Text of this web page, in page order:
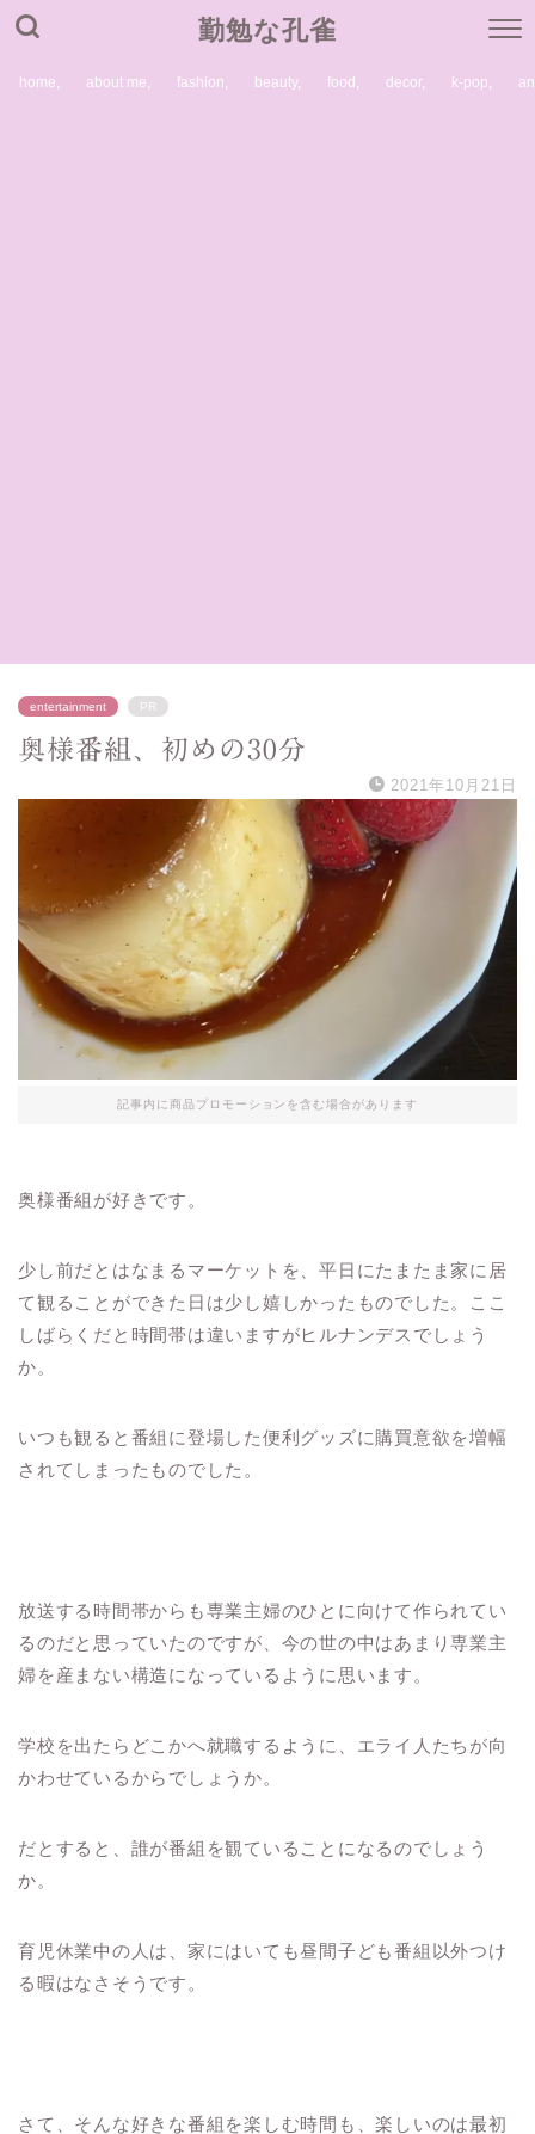
勤勉な孔雀
home, about me, fashion, beauty, food, decor, k-pop,
entertainment PR
奥様番組、初めの30分
2021年10月21日
記事内に商品プロモーションを含む場合があります
奥様番組が好きです。
少し前だとはなまるマーケットを、平日にたまたま家に居
て観ることができた日は少し嬉しかったものでした。ここ
しばらくだと時間帯は違いますがヒルナンデスでしょう
か。
いつも観ると番組に登場した便利グッズに購買意欲を増幅
されてしまったものでした。
放送する時間帯からも専業主婦のひとに向けて作られてい
るのだと思っていたのですが、今の世の中はあまり専業主
婦を産まない構造になっているように思います。
学校を出たらどこかへ就職するように、エライ人たちが向
かわせているからでしょうか。
だとすると、誰が番組を観ていることになるのでしょう
か。
育児休業中の人は、家にはいても昼間子ども番組以外つけ
る暇はなさそうです。
さて、そんな好きな番組を楽しむ時間も、楽しいのは最初